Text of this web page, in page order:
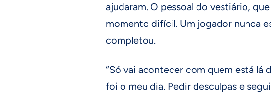
ajudaram. O pessoal do vestiário,
momento difícil. Um jogador nunca
completou.
“Só vai acontecer com quem está lá
foi o meu dia. Pedir desculpas e